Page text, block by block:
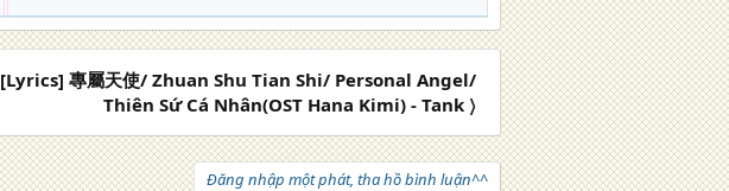
[Lyrics] 專屬天使/ Zhuan Shu Tian Shi/ Personal Angel/
Thiên Sứ Cá Nhân(OST Hana Kimi) - Tank 〉
Đăng nhập một phát, tha hồ bình luận^^